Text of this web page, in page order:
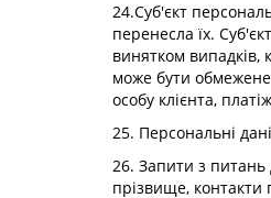
24.Суб'єкт
перенесла їх.
винятком випадків,
може бути обмежене
особу клієнта,
25. Персональні
26. Запити з питань
прізвище, контакти